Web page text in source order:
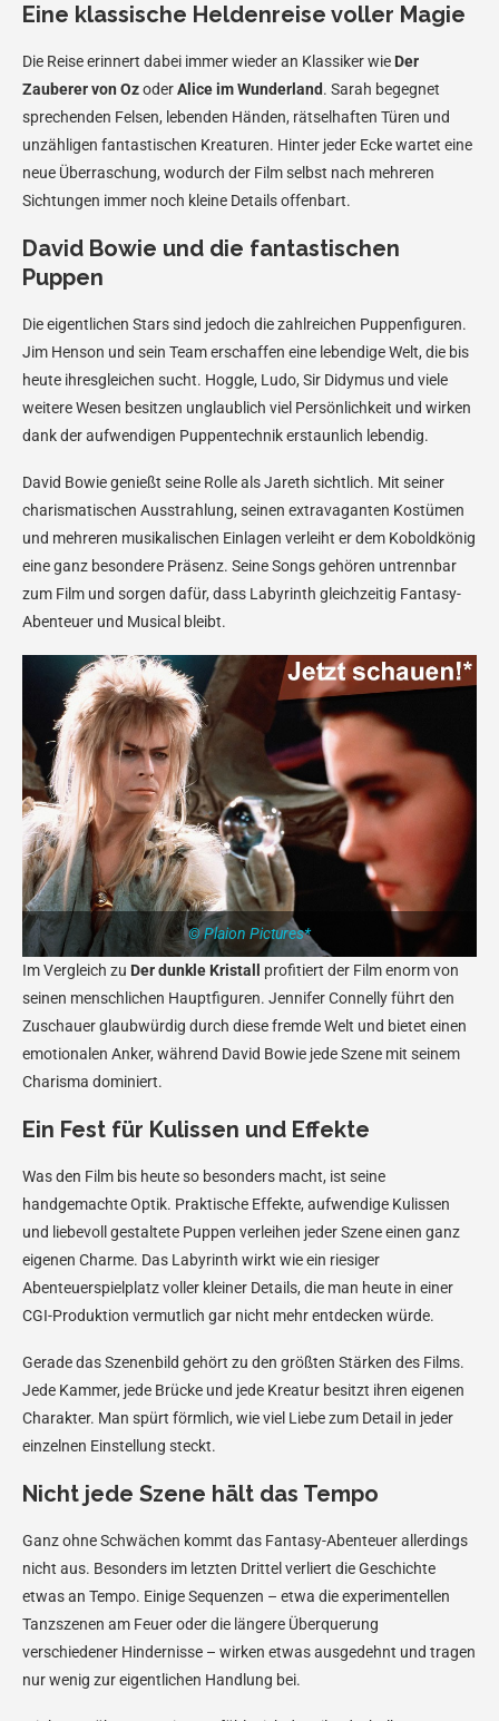
Eine klassische Heldenreise voller Magie
Die Reise erinnert dabei immer wieder an Klassiker wie Der
Zauberer von OzoderAlice im Wunderland. Sarah begegnet
sprechenden Felsen, lebenden Händen, rätselhaften Türen und
unzähligen fantastischen Kreaturen. Hinter jeder Ecke wartet eine
neue Überraschung, wodurch der Film selbst nach mehreren
Sichtungen immer noch kleine Details offenbart.
David Bowie und die fantastischen
Puppen
Die eigentlichen Stars sind jedoch die zahlreichen Puppenfiguren.
Jim Henson und sein Team erschaffen eine lebendige Welt, die bis
heute ihresgleichen sucht. Hoggle, Ludo, Sir Didymus und viele
weitere Wesen besitzen unglaublich viel Persönlichkeit und wirken
dank der aufwendigen Puppentechnik erstaunlich lebendig.
David Bowie genießt seine Rolle als Jareth sichtlich. Mit seiner
charismatischen Ausstrahlung, seinen extravaganten Kostümen
und mehreren musikalischen Einlagen verleiht er dem Koboldkönig
eine ganz besondere Präsenz. Seine Songs gehören untrennbar
zum Film und sorgen dafür, dass Labyrinth gleichzeitig Fantasy-
Abenteuer und Musical bleibt.
© Plaion Pictures*
Im Vergleich zu Der dunkle Kristall profitiert der Film enorm von
seinen menschlichen Hauptfiguren. Jennifer Connelly führt den
Zuschauer glaubwürdig durch diese fremde Welt und bietet einen
emotionalen Anker, während David Bowie jede Szene mit seinem
Charisma dominiert.
Ein Fest für Kulissen und Effekte
Was den Film bis heute so besonders macht, ist seine
handgemachte Optik. Praktische Effekte, aufwendige Kulissen
und liebevoll gestaltete Puppen verleihen jeder Szene einen ganz
eigenen Charme. Das Labyrinth wirkt wie ein riesiger
Abenteuerspielplatz voller kleiner Details, die man heute in einer
CGI-Produktion vermutlich gar nicht mehr entdecken würde.
Gerade das Szenenbild gehört zu den größten Stärken des Films.
Jede Kammer, jede Brücke und jede Kreatur besitzt ihren eigenen
Charakter. Man spürt förmlich, wie viel Liebe zum Detail in jeder
einzelnen Einstellung steckt.
Nicht jede Szene hält das Tempo
Ganz ohne Schwächen kommt das Fantasy-Abenteuer allerdings
nicht aus. Besonders im letzten Drittel verliert die Geschichte
etwas an Tempo. Einige Sequenzen – etwa die experimentellen
Tanzszenen am Feuer oder die längere Überquerung
verschiedener Hindernisse – wirken etwas ausgedehnt und tragen
nur wenig zur eigentlichen Handlung bei.